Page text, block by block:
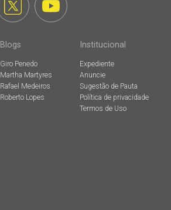
Blogs
Giro Penedo
Martha Martyres
Rafael Medeiros
Roberto Lopes
Institucional
Expediente
Anuncie
Sugestão de Pauta
Política de privacidade
Termos de Uso